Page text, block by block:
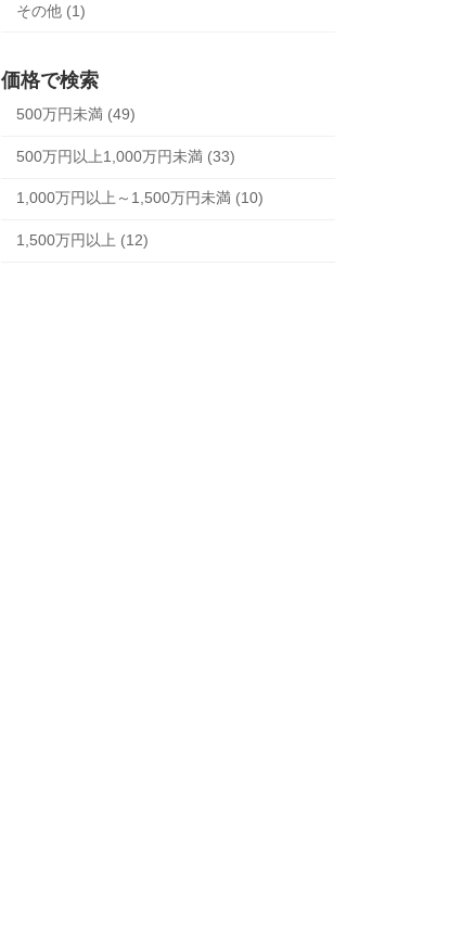
その他 (1)
価格で検索
500万円未満 (49)
500万円以上1,000万円未満 (33)
1,000万円以上～1,500万円未満 (10)
1,500万円以上 (12)